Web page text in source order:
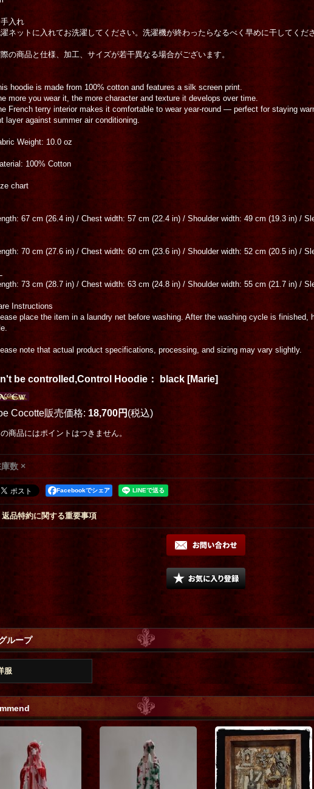
入れ
ネットに入れてお洗濯してください。洗濯機が終わったらなるべく早めに干してくださ
の商品と仕様、加工、サイズが若干異なる場合がございます。
hoodie is made from 100% cotton and features a silk screen print.
more you wear it, the more character and texture it develops over time.
French terry interior makes it comfortable to wear year-round — perfect for staying
layer against summer air conditioning.
Weight: 10.0 oz
100% Cotton
chart
67 cm (26.4 in) / Chest width: 57 cm (22.4 in) / Shoulder width: 49 cm (19.3 in) /
70 cm (27.6 in) / Chest width: 60 cm (23.6 in) / Shoulder width: 52 cm (20.5 in) /
73 cm (28.7 in) / Chest width: 63 cm (24.8 in) / Shoulder width: 55 cm (21.7 in) /
Instructions
place the item in a laundry net before washing. After the washing cycle is finished,
note that actual product specifications, processing, and sizing may vary slightly.
be controlled,Control Hoodie： black [Marie]
Cocotte販売価格: 18,700円 (税込)
商品にはポイントはつきません。
数 ×
Facebookでシェア
返品特約に関する重要事項
ループ
服